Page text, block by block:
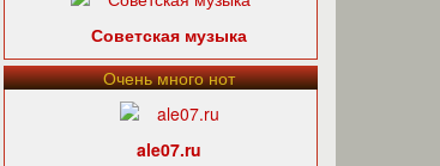
Советская музыка
Очень много нот
ale07.ru